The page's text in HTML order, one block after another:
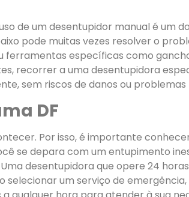
de um desentupidor manual é um
pode muitas vezes resolver o
ferramentas específicas como
recorrer a uma desentupidora
sem riscos de danos ou problemas
DF
Por isso, é importante
se depara com um entupimento
desentupidora que opere 24
selecionar um serviço de